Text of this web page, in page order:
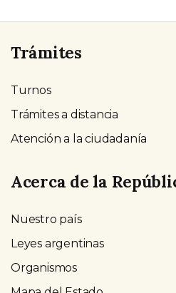
Trámites
Turnos
Trámites a distancia
Atención a la ciudadanía
Acerca de la
Nuestro país
Leyes argentinas
Organismos